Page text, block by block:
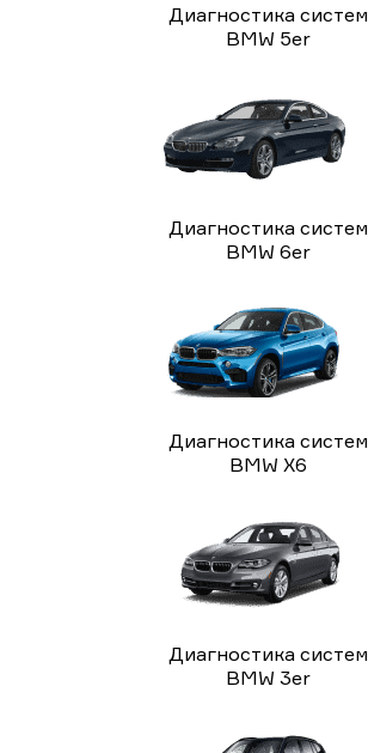
Диагностика систем
BMW 5er
Диагностика систем
BMW 6er
Диагностика систем
BMW X6
Диагностика систем
BMW 3er